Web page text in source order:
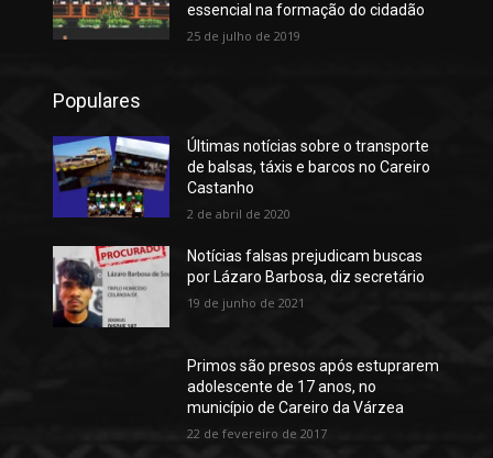
essencial na formação do cidadão
25 de julho de 2019
Populares
Últimas notícias sobre o transporte
de balsas, táxis e barcos no Careiro
Castanho
2 de abril de 2020
Notícias falsas prejudicam buscas
por Lázaro Barbosa, diz secretário
19 de junho de 2021
Primos são presos após estuprarem
adolescente de 17 anos, no
município de Careiro da Várzea
22 de fevereiro de 2017